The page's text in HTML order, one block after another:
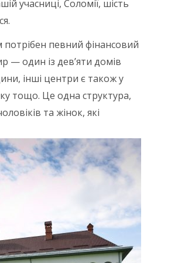
учасниці, Соломії, шість
певний фінансовий
— один із дев’яти домів
інші центри є також у
тощо. Це одна структура,
та жінок, які